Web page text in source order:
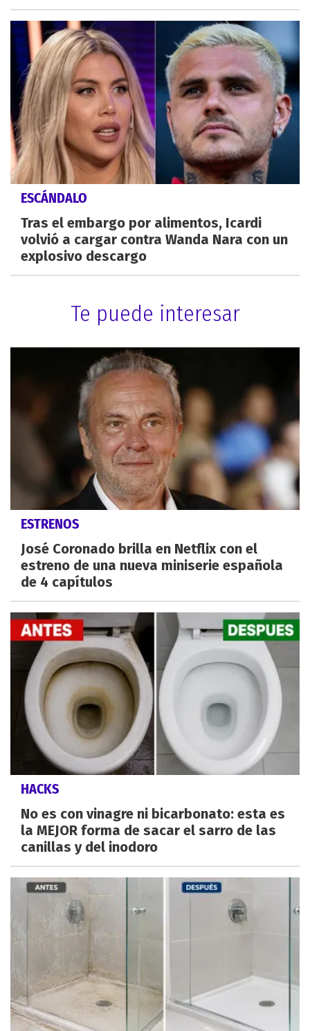
ESCÁNDALO
Tras el embargo por alimentos, Icardi
volvió a cargar contra Wanda Nara con un
explosivo descargo
Te puede interesar
ESTRENOS
José Coronado brilla en Netflix con el
estreno de una nueva miniserie española
de 4 capítulos
HACKS
No es con vinagre ni bicarbonato: esta es
la MEJOR forma de sacar el sarro de las
canillas y del inodoro